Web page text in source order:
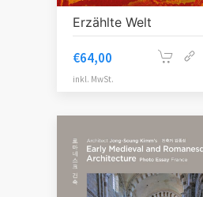
Erzählte Welt
€64,00
inkl. MwSt.